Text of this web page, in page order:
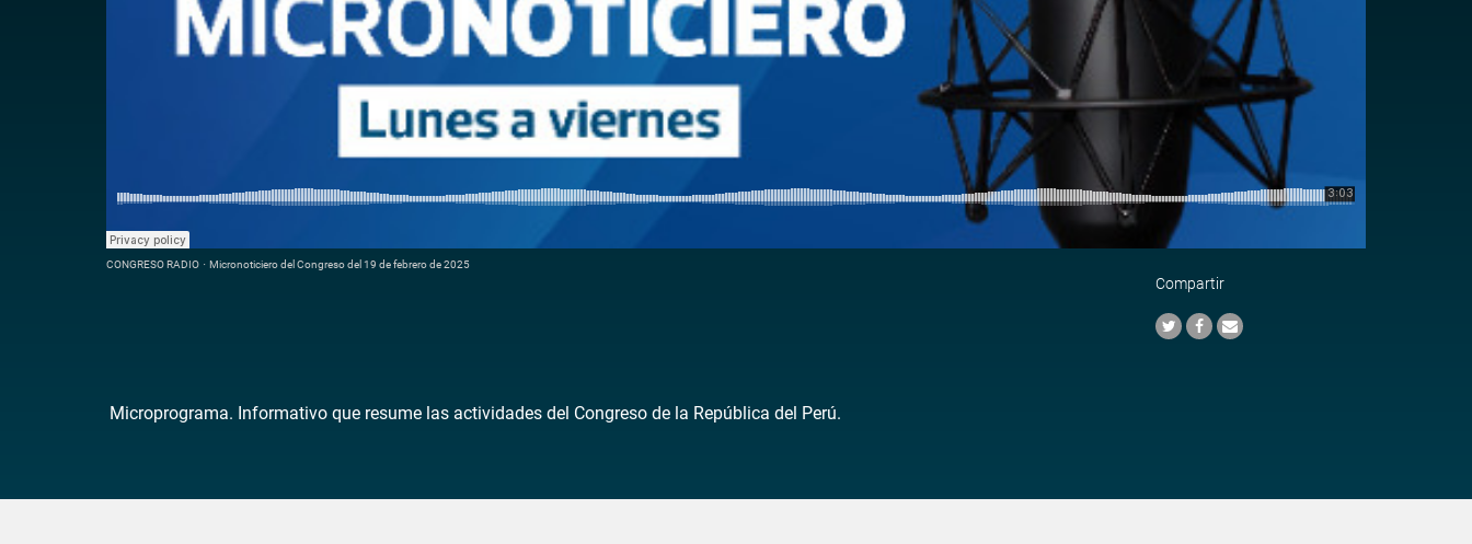
CONGRESO RADIO · Micronoticiero del Congreso del 19 de febrero de 2025
Compartir
Microprograma. Informativo que resume las actividades del Congreso de la República del Perú.